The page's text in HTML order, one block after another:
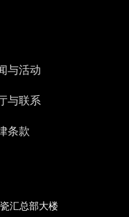
与活动
与联系
条款
汇总部大楼